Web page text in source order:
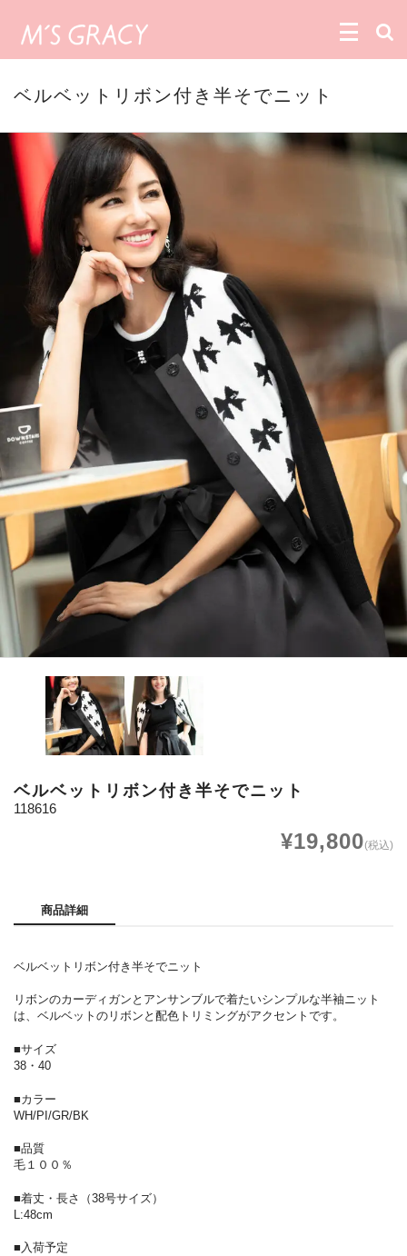
ベルベットリボン付き半そでニット
ベルベットリボン付き半そでニット
118616
¥19,800(税込)
商品詳細
ベルベットリボン付き半そでニット
リボンのカーディガンとアンサンブルで着たいシンプルな半袖ニット
は、ベルベットのリボンと配色トリミングがアクセントです。
■サイズ
38・40
■カラー
WH/PI/GR/BK
■品質
毛１００％
■着丈・長さ（38号サイズ）
L:48cm
■入荷予定